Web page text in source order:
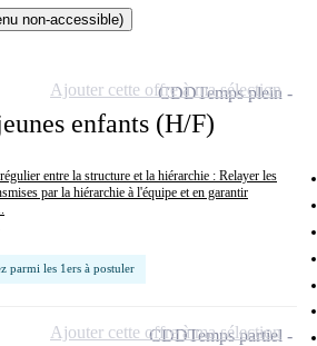
non-accessible)
enfants (H/F)
entre la structure et la hiérarchie : Relayer les
par la hiérarchie à l'équipe et en garantir
parmi les 1ers à postuler
CDDTemps plein
Ajouter cette offre à ma sélection
CDDTemps partiel
Ajouter cette offre à ma sélection